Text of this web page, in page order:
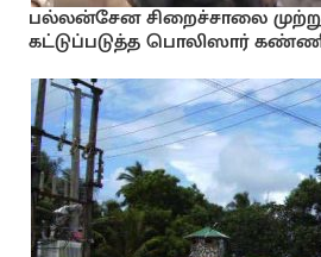
பல்லன்சேன சிறைச்சாலை
கட்டுப்படுத்த பொலிஸார்